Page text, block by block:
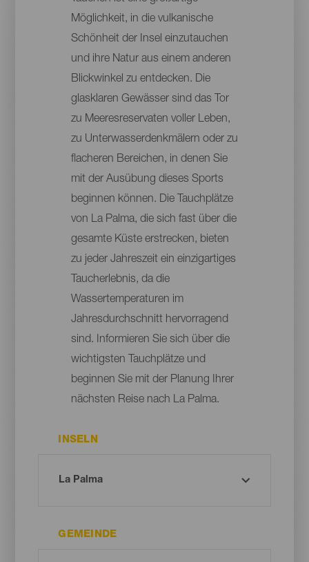
Möglichkeit, in die vulkanische
Schönheit der Insel einzutauchen
und ihre Natur aus einem anderen
Blickwinkel zu entdecken. Die
glasklaren Gewässer sind das Tor
zu Meeresreservaten voller Leben,
zu Unterwasserdenkmälern oder zu
flacheren Bereichen, in denen Sie
mit der Ausübung dieses Sports
beginnen können. Die Tauchplätze
von La Palma, die sich fast über die
gesamte Küste erstrecken, bieten
zu jeder Jahreszeit ein einzigartiges
Taucherlebnis, da die
Wassertemperaturen im
Jahresdurchschnitt hervorragend
sind. Informieren Sie sich über die
wichtigsten Tauchplätze und
beginnen Sie mit der Planung Ihrer
nächsten Reise nach La Palma.
INSELN
GEMEINDE